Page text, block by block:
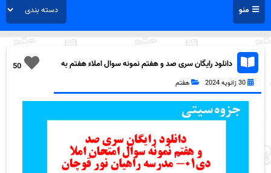
منو
50
دانلود رایگان سری صد و هفتم نمونه سوال املاء هفتم به
30 ژانویه 2024 هفتم